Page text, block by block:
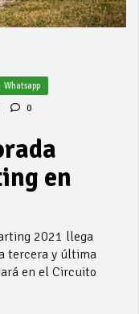
Whatsapp
0
en
2021 llega
tercera y última
en el Circuito